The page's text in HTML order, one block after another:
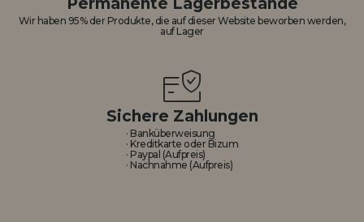
Los gehts! Wir haben auf dich gewartet.
Permanente Lagerbestände
Wir haben 95% der Produkte, die auf dieser Website beworben werden,
auf Lager
Sichere Zahlungen
· Banküberweisung
· Kreditkarte oder Bizum
· Paypal (Aufpreis)
· Nachnahme (Aufpreis)